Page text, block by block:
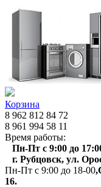
Корзина
8 962 812 84 72
8 961 994 58 11
Время работы:
Пн-Пт с 9:00 до
г. Рубцовск, ул.
Пн-Пт с 9:00 до 18-00
16.